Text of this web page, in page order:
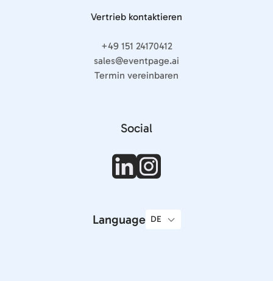
Vertrieb kontaktieren
+49 151 24170412
sales@eventpage.ai
Termin vereinbaren
Social
Language